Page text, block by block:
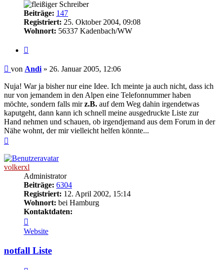
Beiträge: 147
Registriert: 25. Oktober 2004, 09:08
Wohnort: 56337 Kadenbach/WW
Beitrag
von Andi» 26. Januar 2005, 12:06
Nuja! War ja bisher nur eine Idee. Ich meinte ja auch nicht, dass ich
nur von jemandem in den Alpen eine Telefonnummer haben
möchte, sondern falls mirz.B. auf dem Weg dahin irgendetwas
kaputgeht, dann kann ich schnell meine ausgedruckte Liste zur
Hand nehmen und schauen, ob irgendjemand aus dem Forum in der
Nähe wohnt, der mir vielleicht helfen könnte...
volkerxl
Administrator
Beiträge: 6304
Registriert: 12. April 2002, 15:14
Wohnort: bei Hamburg
Kontaktdaten:
von
Website
notfall Liste